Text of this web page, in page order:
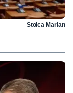
Stoica Marian